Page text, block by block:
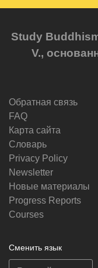
Study
V.,
Обратная связь
FAQ
Карта сайта
Словарь
Privacy Policy
Newsletter
Новые материалы
Progress Reports
Courses
Сменить язык